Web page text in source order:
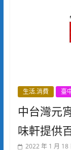
生活.消費 臺
中台灣元
味軒提供
2022 年 1 月 18